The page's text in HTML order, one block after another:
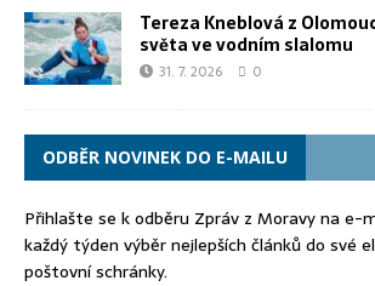
Tereza Kneblová z
světa ve vodním slalomu
31. 7. 2026 0
ODBĚR NOVINEK DO E-MAILU
Přihlašte se k odběru Zpráv z Moravy na e-
každý týden výběr nejlepších článků do své
poštovní schránky.